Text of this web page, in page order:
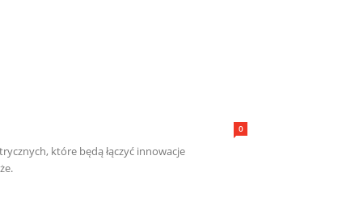
0
które będą łączyć innowacje